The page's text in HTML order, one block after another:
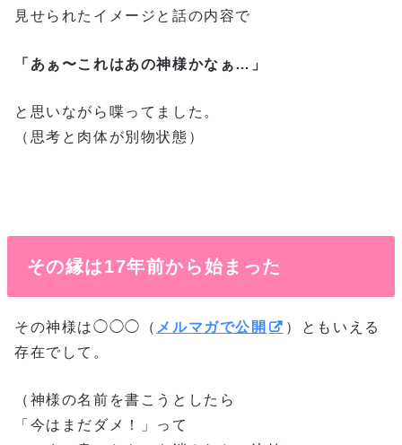
見せられたイメージと話の内容で
「あぁ〜これはあの神様かなぁ…」
と思いながら喋ってました。
（思考と肉体が別物状態）
その縁は17年前から始まった
その神様は◯◯◯（ メルマガで公開
）ともいえる
存在でして。
（神様の名前を書こうとしたら
「今はまだダメ！」って